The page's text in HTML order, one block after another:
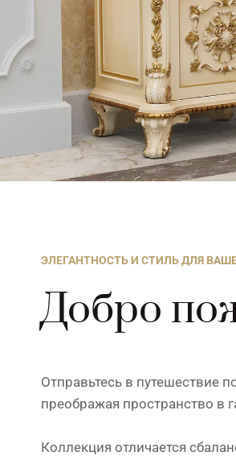
ЭЛЕГАНТНОСТЬ И СТИЛЬ ДЛЯ
Добро
Отправьтесь в путешествие
преображая пространство в
Коллекция отличается